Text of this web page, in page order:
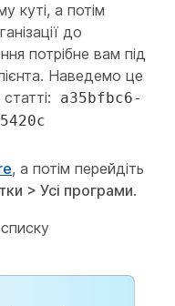
куті, а потім
до
потрібне вам під
Наведемо це
a35bfbc6-
, а потім перейдіть
> Усі програми.
списку